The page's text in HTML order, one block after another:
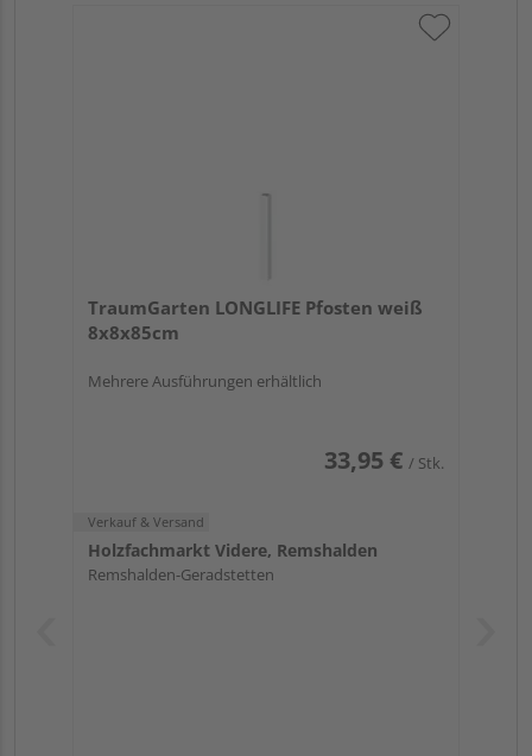
TraumGarten LONGLIFE Pfosten weiß
8x8x85cm
Mehrere Ausführungen erhältlich
33,95 € / Stk.
Verkauf & Versand
Holzfachmarkt Videre, Remshalden
Remshalden-Geradstetten